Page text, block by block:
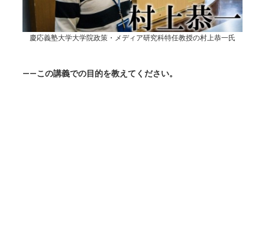
慶応義塾大学大学院政策・メディア研究科特任教授の村上恭一氏
——この講義での目的を教えてください。